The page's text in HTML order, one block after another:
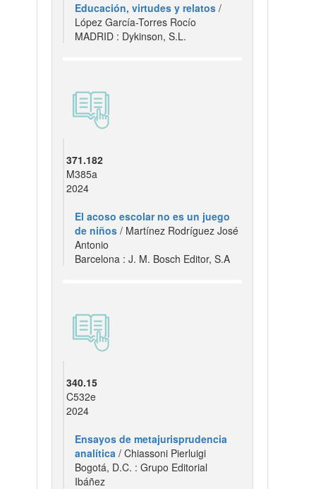
Educación, virtudes y relatos /
López García-Torres Rocío
MADRID : Dykinson, S.L.
371.182
M385a
2024
El acoso escolar no es un juego
de niños / Martínez Rodríguez José
Antonio
Barcelona : J. M. Bosch Editor, S.A
340.15
C532e
2024
Ensayos de metajurisprudencia
analítica / Chiassoni Pierluigi
Bogotá, D.C. : Grupo Editorial
Ibáñez